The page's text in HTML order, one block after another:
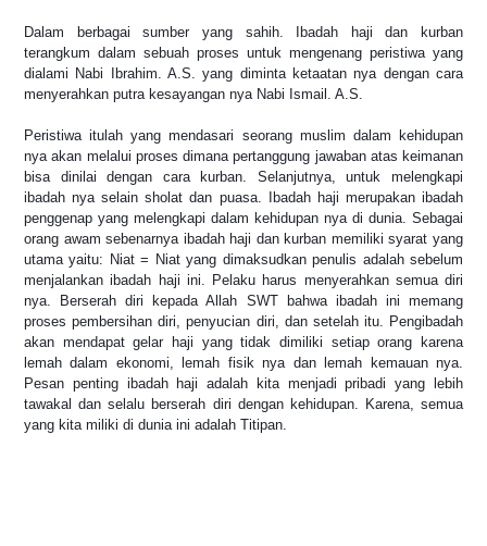
Dalam berbagai sumber yang sahih. Ibadah haji dan kurban
terangkum dalam sebuah proses untuk mengenang peristiwa yang
dialami Nabi Ibrahim. A.S. yang diminta ketaatan nya dengan cara
menyerahkan putra kesayangan nya Nabi Ismail. A.S.
Peristiwa itulah yang mendasari seorang muslim dalam kehidupan
nya akan melalui proses dimana pertanggung jawaban atas keimanan
bisa dinilai dengan cara kurban. Selanjutnya, untuk melengkapi
ibadah nya selain sholat dan puasa. Ibadah haji merupakan ibadah
penggenap yang melengkapi dalam kehidupan nya di dunia. Sebagai
orang awam sebenarnya ibadah haji dan kurban memiliki syarat yang
utama yaitu: Niat = Niat yang dimaksudkan penulis adalah sebelum
menjalankan ibadah haji ini. Pelaku harus menyerahkan semua diri
nya. Berserah diri kepada Allah SWT bahwa ibadah ini memang
proses pembersihan diri, penyucian diri, dan setelah itu. Pengibadah
akan mendapat gelar haji yang tidak dimiliki setiap orang karena
lemah dalam ekonomi, lemah fisik nya dan lemah kemauan nya.
Pesan penting ibadah haji adalah kita menjadi pribadi yang lebih
tawakal dan selalu berserah diri dengan kehidupan. Karena, semua
yang kita miliki di dunia ini adalah Titipan.